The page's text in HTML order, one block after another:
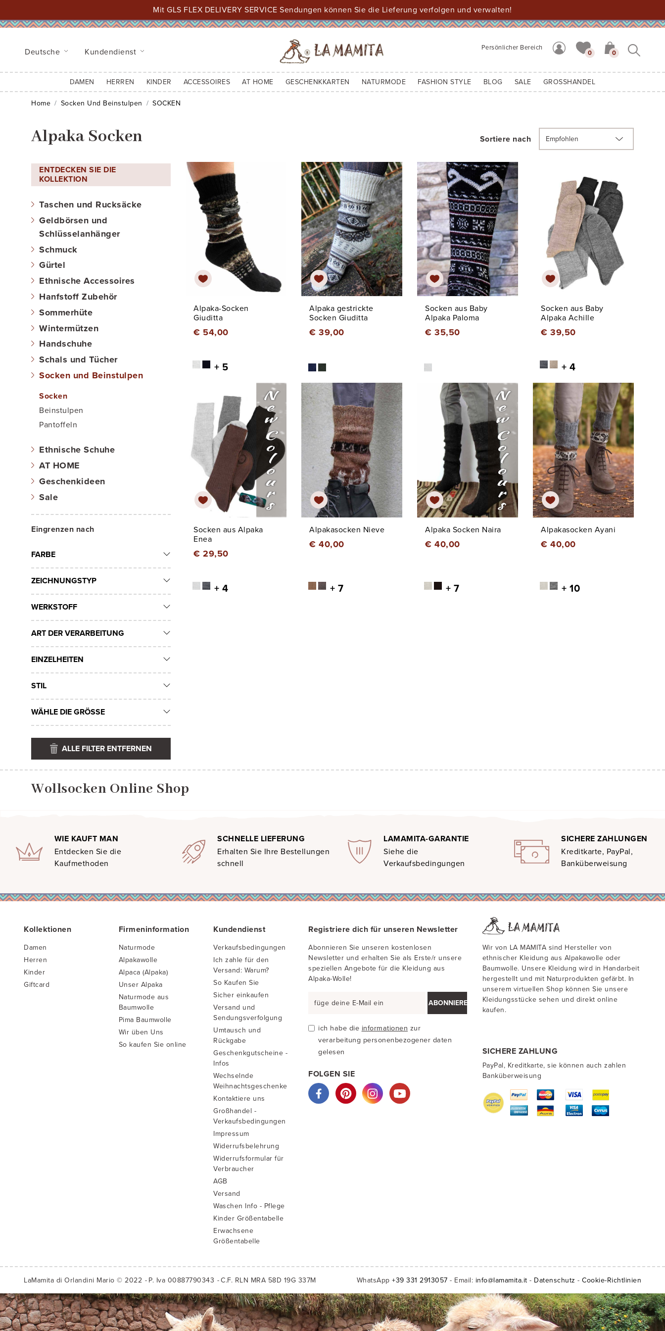
Mit GLS FLEX DELIVERY SERVICE Sendungen können Sie die Lieferung verfolgen und verwalten!
Deutsche Kundendienst Persönlicher Bereich
0 0
DAMEN HERREN KINDER ACCESSOIRES AT HOME GESCHENKKARTEN NATURMODE FASHION STYLE BLOG SALE GROSSHANDEL
Home Socken Und Beinstulpen SOCKEN
Alpaka Socken
ENTDECKEN SIE DIE
KOLLEKTION
Taschen und Rucksäcke
Geldbörsen und
Schlüsselanhänger
Schmuck
Gürtel
Ethnische Accessoires
Hanfstoff Zubehör
Sommerhüte
Wintermützen
Handschuhe
Schals und Tücher
Socken und Beinstulpen
Socken
Beinstulpen
Pantoffeln
Ethnische Schuhe
AT HOME
Geschenkideen
Sale
Eingrenzen nach
FARBE
ZEICHNUNGSTYP
WERKSTOFF
ART DER VERARBEITUNG
EINZELHEITEN
STIL
WÄHLE DIE GRÖSSE
ALLE FILTER ENTFERNEN
Sortiere nach
Alpaka-Socken
Giuditta
€ 54,00
+ 5
Alpaka gestrickte
Socken Giuditta
€ 39,00
Socken aus Baby
Alpaka Paloma
€ 35,50
Socken aus Baby
Alpaka Achille
€ 39,50
+ 4
Socken aus Alpaka
Enea
€ 29,50
+ 4
Alpakasocken Nieve
€ 40,00
+ 7
Alpaka Socken Naira
€ 40,00
+ 7
Alpakasocken Ayani
€ 40,00
+ 10
Wollsocken Online Shop
WIE KAUFT MAN
Entdecken Sie die
Kaufmethoden
SCHNELLE LIEFERUNG
Erhalten Sie Ihre Bestellungen
schnell
LAMAMITA-GARANTIE
Siehe die
Verkaufsbedingungen
SICHERE ZAHLUNGEN
Kreditkarte, PayPal,
Banküberweisung
Kollektionen
Damen
Herren
Kinder
Giftcard
Firmeninformation
Naturmode
Alpakawolle
Alpaca (Alpaka)
Unser Alpaka
Naturmode aus
Baumwolle
Pima Baumwolle
Wir üben Uns
So kaufen Sie online
Kundendienst
Verkaufsbedingungen
Ich zahle für den
Versand: Warum?
So Kaufen Sie
Sicher einkaufen
Versand und
Sendungsverfolgung
Umtausch und
Rückgabe
Geschenkgutscheine -
Infos
Wechselnde
Weihnachtsgeschenke
Kontaktiere uns
Großhandel -
Verkaufsbedingungen
Impressum
Widerrufsbelehrung
Widerrufsformular für
Verbraucher
AGB
Versand
Waschen Info - Pflege
Kinder Größentabelle
Erwachsene
Größentabelle
Registriere dich für unseren Newsletter
Abonnieren Sie unseren kostenlosen
Newsletter und erhalten Sie als Erste/r unsere
speziellen Angebote für die Kleidung aus
Alpaka-Wolle!
ABONNIEREN
ich habe die informationen zur
verarbeitung personenbezogener daten
gelesen
FOLGEN SIE
Wir von LA MAMITA sind Hersteller von
ethnischer Kleidung aus Alpakawolle oder
Baumwolle. Unsere Kleidung wird in Handarbeit
hergestellt und mit Naturprodukten gefärbt. In
unserem virtuellen Shop können Sie unsere
Kleidungsstücke sehen und direkt online
kaufen.
SICHERE ZAHLUNG
PayPal, Kreditkarte, sie können auch zahlen
Banküberweisung
LaMamita di Orlandini Mario © 2022 P. Iva 00887790343 C.F. RLN MRA 58D 19G 337M WhatsApp +39 331 2913057 - Email: info@lamamita.it - Datenschutz - Cookie-Richtlinien